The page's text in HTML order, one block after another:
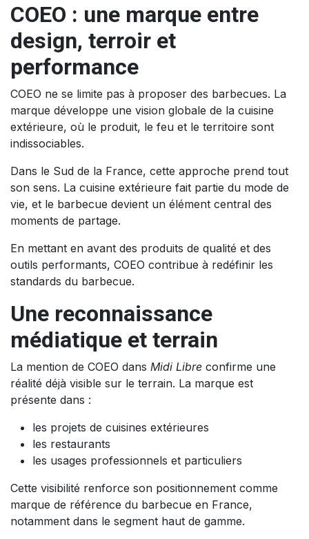
COEO : une marque entre
design, terroir et
performance
COEO ne se limite pas à proposer des barbecues. La
marque développe une vision globale de la cuisine
extérieure, où le produit, le feu et le territoire sont
indissociables.
Dans le Sud de la France, cette approche prend tout
son sens. La cuisine extérieure fait partie du mode de
vie, et le barbecue devient un élément central des
moments de partage.
En mettant en avant des produits de qualité et des
outils performants, COEO contribue à redéfinir les
standards du barbecue.
Une reconnaissance
médiatique et terrain
La mention de COEO dans Midi Libre confirme une
réalité déjà visible sur le terrain. La marque est
présente dans :
les projets de cuisines extérieures
les restaurants
les usages professionnels et particuliers
Cette visibilité renforce son positionnement comme
marque de référence du barbecue en France,
notamment dans le segment haut de gamme.